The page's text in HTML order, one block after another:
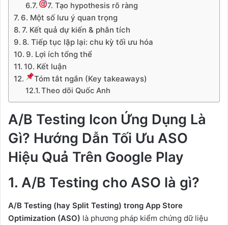
7. Tạo hypothesis rõ ràng
6. Một số lưu ý quan trọng
7. Kết quả dự kiến & phân tích
8. Tiếp tục lặp lại: chu kỳ tối ưu hóa
9. Lợi ích tổng thể
10. Kết luận
Tóm tắt ngắn (Key takeaways)
Theo dõi Quốc Anh
A/B Testing Icon Ứng Dụng Là
Gì? Hướng Dẫn Tối Ưu ASO
Hiệu Quả Trên Google Play
1. A/B Testing cho ASO là gì?
A/B Testing (hay Split Testing) trong App Store
Optimization (ASO) là phương pháp kiểm chứng dữ liệu